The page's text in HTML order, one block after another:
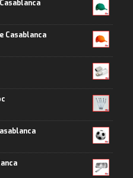
Casablanca